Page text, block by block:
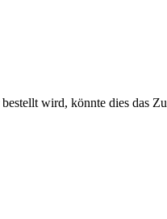
wird, könnte dies das